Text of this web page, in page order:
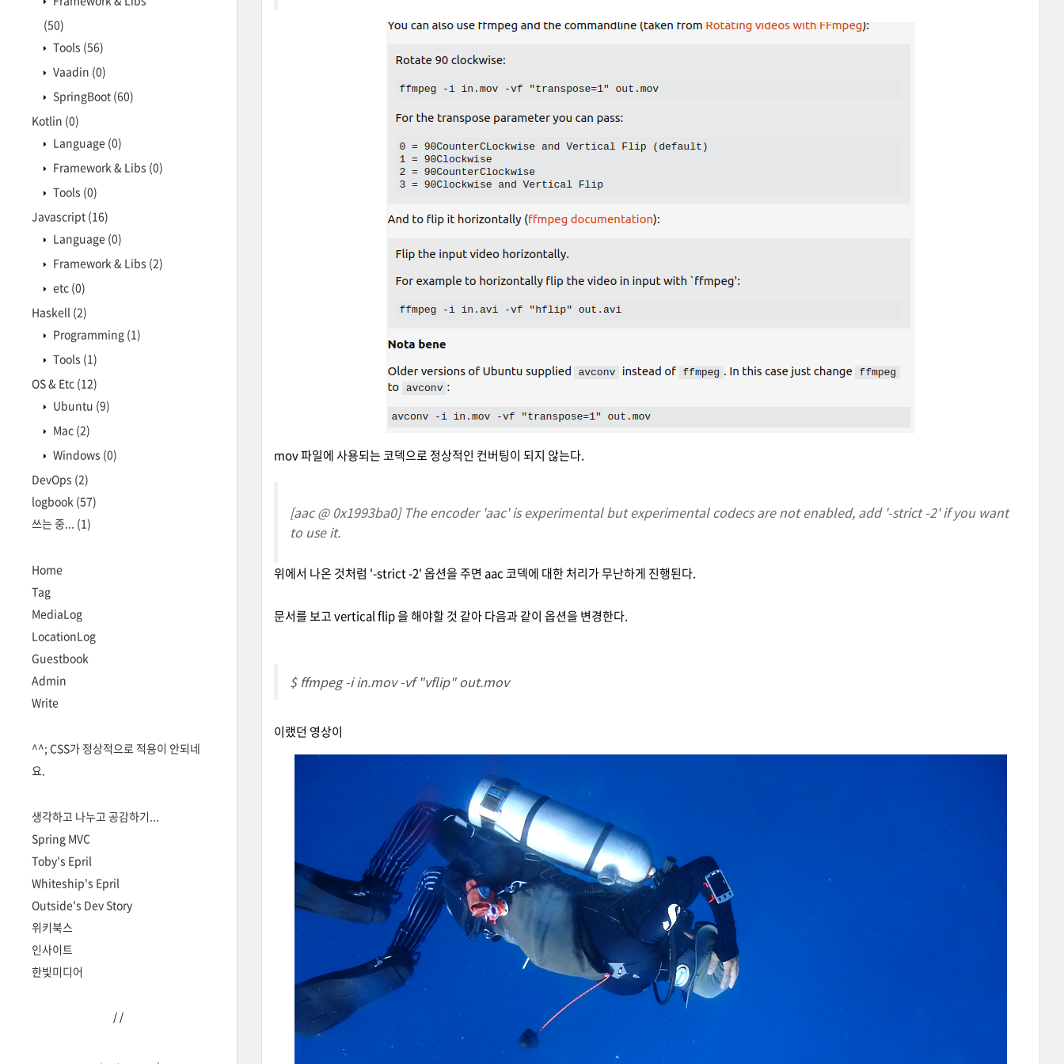
(50)
Tools (56)
Vaadin (0)
SpringBoot (60)
Kotlin (0)
Language (0)
Framework & Libs (0)
Tools (0)
Javascript (16)
Language (0)
Framework & Libs (2)
etc (0)
Haskell (2)
Programming (1)
Tools (1)
OS & Etc (12)
Ubuntu (9)
Mac (2)
Windows (0)
DevOps (2)
logbook (57)
쓰는 중... (1)
Home
Tag
MediaLog
LocationLog
Guestbook
Admin
Write
^^; CSS가 정상적으로 적용이 안되네
요.
생각하고 나누고 공감하기...
Spring MVC
Toby's Epril
Whiteship's Epril
Outside's Dev Story
위키북스
인사이트
한빛미디어
/ /
mov 파일에 사용되는 코덱으로 정상적인 컨버팅이 되지 않는다.
[aac @ 0x1993ba0] The encoder 'aac' is experimental but experimental codecs are not enabled, add '-strict -2' if you want
to use it.
위에서 나온 것처럼 '-strict -2' 옵션을 주면 aac 코덱에 대한 처리가 무난하게 진행된다.
문서를 보고 vertical flip 을 해야할 것 같아 다음과 같이 옵션을 변경한다.
$ ffmpeg -i in.mov -vf "vflip" out.mov
이랬던 영상이